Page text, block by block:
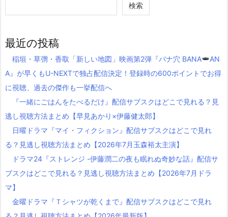
検索
最近の投稿
稲垣・草彅・香取「新しい地図」映画第2弾『バナ穴 BANA
AN
A』が早くもU-NEXTで独占配信決定！登録時の600ポイントでお得
に視聴、過去の傑作も一挙配信へ
『一緒にごはんをたべるだけ』配信サブスクはどこで見れる？見
逃し視聴方法まとめ【早見あかり×伊藤健太郎】
日曜ドラマ『マイ・フィクション』配信サブスクはどこで見れ
る？見逃し視聴方法まとめ【2026年7月玉森裕太主演】
ドラマ24『ストレンジ -伊藤潤二の夜も眠れぬ奇妙な話』配信サ
ブスクはどこで見れる？見逃し視聴方法まとめ【2026年7月ドラ
マ】
金曜ドラマ『Ｔシャツが乾くまで』配信サブスクはどこで見れ